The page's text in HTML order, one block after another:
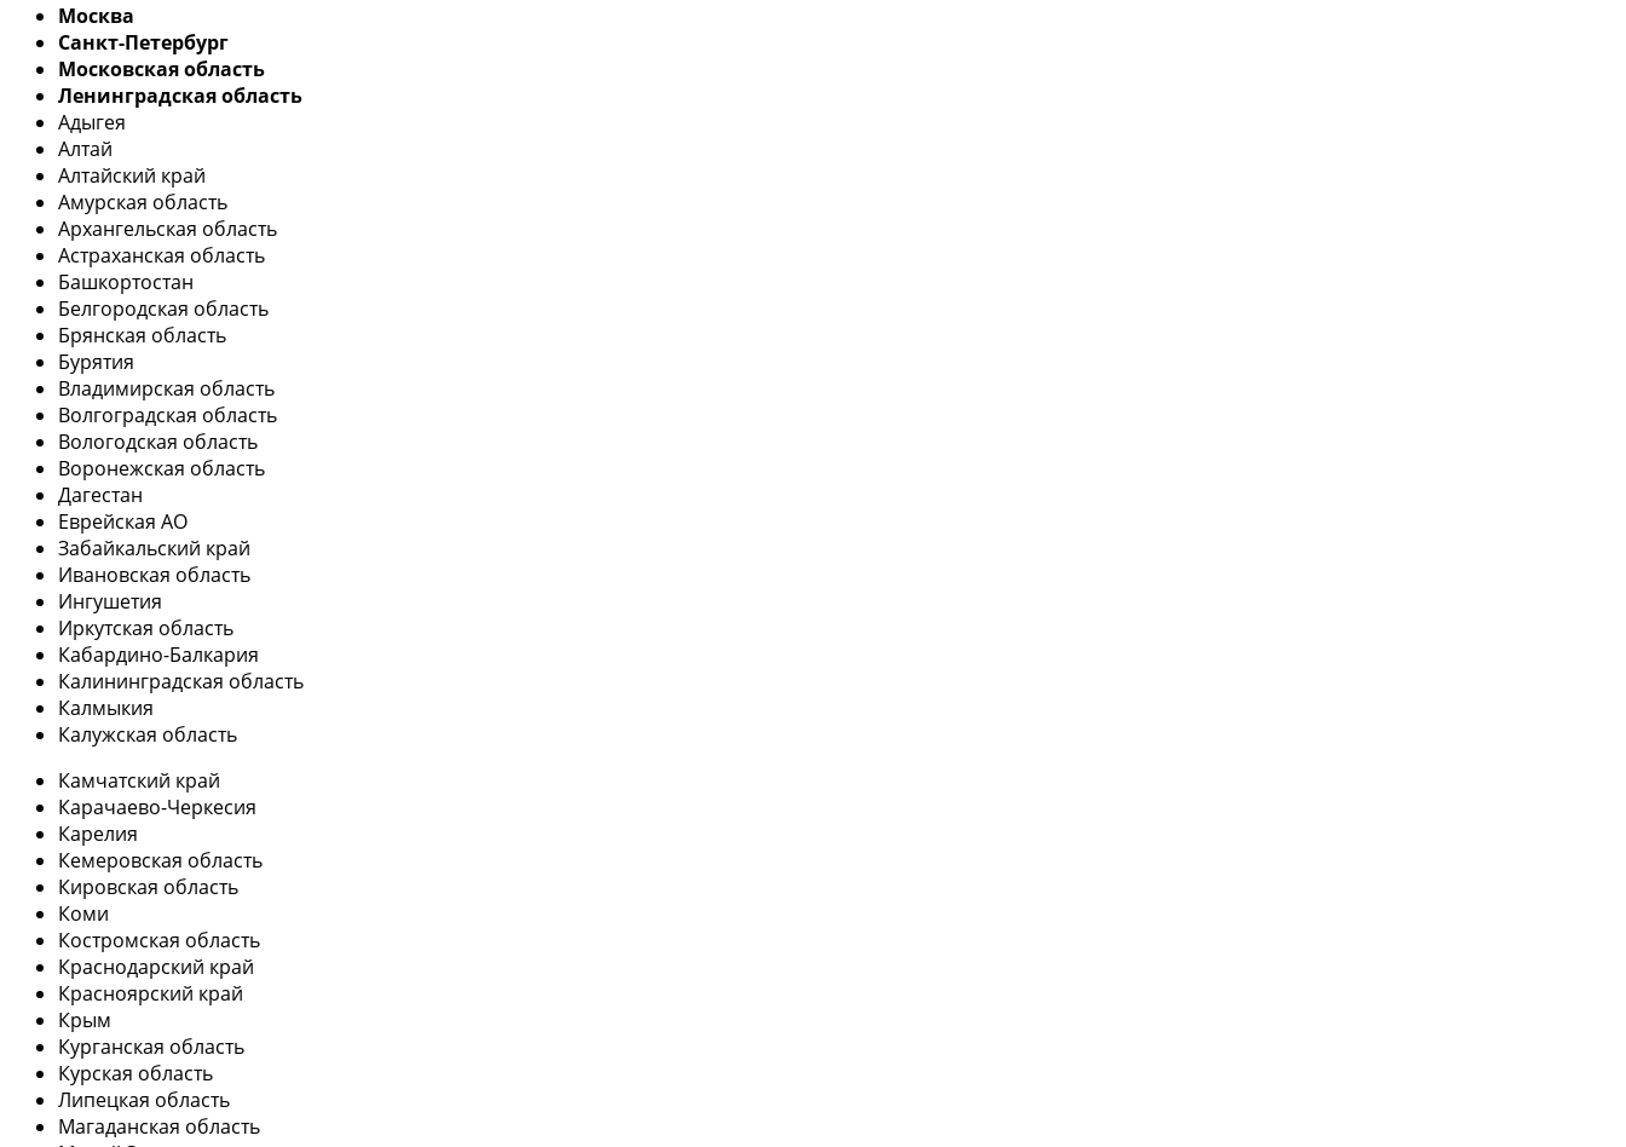
Москва
Санкт-Петербург
Московская область
Ленинградская область
Адыгея
Алтай
Алтайский край
Амурская область
Архангельская область
Астраханская область
Башкортостан
Белгородская область
Брянская область
Бурятия
Владимирская область
Волгоградская область
Вологодская область
Воронежская область
Дагестан
Еврейская АО
Забайкальский край
Ивановская область
Ингушетия
Иркутская область
Кабардино-Балкария
Калининградская область
Калмыкия
Калужская область
Камчатский край
Карачаево-Черкесия
Карелия
Кемеровская область
Кировская область
Коми
Костромская область
Краснодарский край
Красноярский край
Крым
Курганская область
Курская область
Липецкая область
Магаданская область